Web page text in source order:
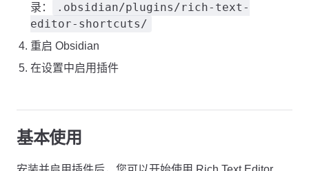
录：
.obsidian/plugins/rich-text-
editor-shortcuts/
重启 Obsidian
在设置中启用插件
基本使用